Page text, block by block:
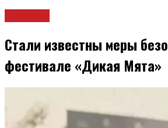
Стали известны меры
фестивале «Дикая Мята»